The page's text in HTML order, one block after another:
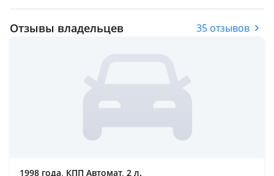
Отзывы владельцев 35 отзывов
1998 года, КПП Автомат, 2 л.